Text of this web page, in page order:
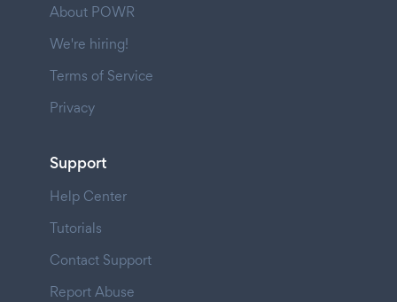
About POWR
We're hiring!
Terms of Service
Privacy
Support
Help Center
Tutorials
Contact Support
Report Abuse